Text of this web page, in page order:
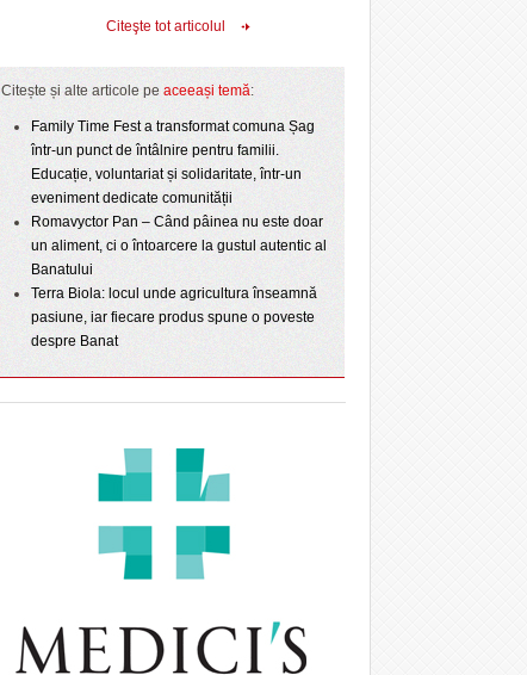
Citeşte tot articolul
Citește și alte articole pe aceeași temă:
Family Time Fest a transformat comuna Șag
într-un punct de întâlnire pentru familii.
Educație, voluntariat și solidaritate, într-un
eveniment dedicate comunității
Romavyctor Pan – Când pâinea nu este doar
un aliment, ci o întoarcere la gustul autentic al
Banatului
Terra Biola: locul unde agricultura înseamnă
pasiune, iar fiecare produs spune o poveste
despre Banat